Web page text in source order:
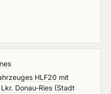
HLF20 mit
Donau-Ries (Stadt